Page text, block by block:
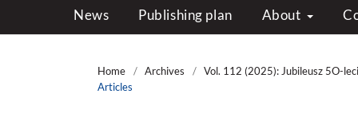
News Publishing plan About
Home / Archives / Vol. 112 (2025): Jubileusz 5O-
Articles